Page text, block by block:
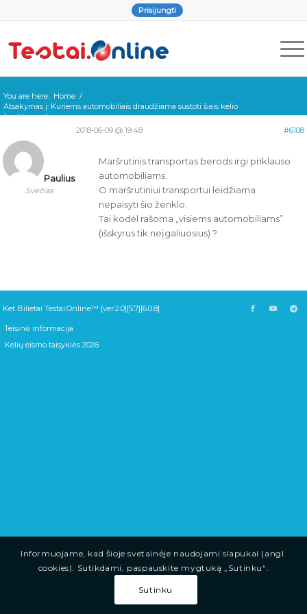
Prisijungti
You are here: Home /
Atsakymas į: Kuriems automobiliais draudžiama sustoti šiais kelio
ženklais paž...
2018-06-09 @ 19:48
#6108
Paulius
Svečias
Maršrutinis transportas berods irgi priklauso
automobiliams.
O maršrutiniui transportui leidžiama
nepaisyti šio ženklo.
Tai kodėl rašoma „visiems automobiliams”
(išskyrus tik neįgaliuosius) ?
Ket Bilietai Testai.Online™ [ver.2.0][5.7][6.0.8]
Teisinė informacija
Kelių eismo taisyklės 2026
Informuojame, kad šioje svetainėje naudojami slapukai (angl.
cookies). Sutikdami, paspauskite mygtuką „Sutinku“.
Sutinku